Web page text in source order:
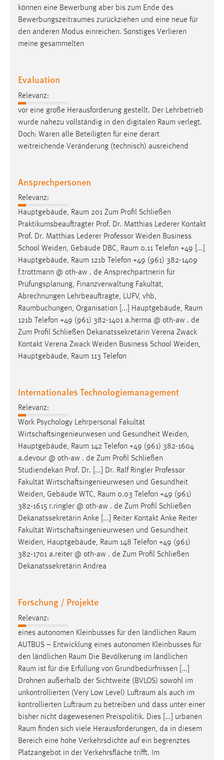
können eine Bewerbung aber bis zum Ende des
Bewerbungszeitraumes zurückziehen und eine neue für
den anderen Modus einreichen. Sonstiges Verlieren
meine gesammelten
Evaluation
Relevanz:
vor eine große Herausforderung gestellt. Der Lehrbetrieb
wurde nahezu vollständig in den digitalen Raum verlegt.
Doch: Waren alle Beteiligten für eine derart
weitreichende Veränderung (technisch) ausreichend
Ansprechpersonen
Relevanz:
Hauptgebäude, Raum 201 Zum Profil Schließen
Praktikumsbeauftragter Prof. Dr. Matthias Lederer Kontakt
Prof. Dr. Matthias Lederer Professor Weiden Business
School Weiden, Gebäude DBC, Raum 0.11 Telefon +49 [...]
Hauptgebäude, Raum 121b Telefon +49 (961) 382-1409
f.trottmann @ oth-aw . de Ansprechpartnerin für
Prüfungsplanung, Finanzverwaltung Fakultät,
Abrechnungen Lehrbeauftragte, LUFV, vhb,
Raumbuchungen, Organisation [...] Hauptgebäude, Raum
121b Telefon +49 (961) 382-1401 a.herma @ oth-aw . de
Zum Profil Schließen Dekanatssekretärin Verena Zwack
Kontakt Verena Zwack Weiden Business School Weiden,
Hauptgebäude, Raum 113 Telefon
Internationales Technologiemanagement
Relevanz:
Work Psychology Lehrpersonal Fakultät
Wirtschaftsingenieurwesen und Gesundheit Weiden,
Hauptgebäude, Raum 142 Telefon +49 (961) 382-1604
a.devour @ oth-aw . de Zum Profil Schließen
Studiendekan Prof. Dr. [...] Dr. Ralf Ringler Professor
Fakultät Wirtschaftsingenieurwesen und Gesundheit
Weiden, Gebäude WTC, Raum 0.03 Telefon +49 (961)
382-1615 r.ringler @ oth-aw . de Zum Profil Schließen
Dekanatssekretärin Anke [...] Reiter Kontakt Anke Reiter
Fakultät Wirtschaftsingenieurwesen und Gesundheit
Weiden, Hauptgebäude, Raum 148 Telefon +49 (961)
382-1701 a.reiter @ oth-aw . de Zum Profil Schließen
Dekanatssekretärin Andrea
Forschung / Projekte
Relevanz:
eines autonomen Kleinbusses für den ländlichen Raum
AUTBUS – Entwicklung eines autonomen Kleinbusses für
den ländlichen Raum Die Bevölkerung im ländlichen
Raum ist für die Erfüllung von Grundbedürfnissen [...]
Drohnen außerhalb der Sichtweite (BVLOS) sowohl im
unkontrollierten (Very Low Level) Luftraum als auch im
kontrollierten Luftraum zu betreiben und dass unter einer
bisher nicht dagewesenen Preispolitik. Dies [...] urbanen
Raum finden sich viele Herausforderungen, da in diesem
Bereich eine hohe Verkehrsdichte auf ein begrenztes
Platzangebot in der Verkehrsfläche trifft. Im
EXTERNE MEDIEN
Um Inhalte von Videoplattformen und Social Media
Plattformen anzeigen zu können, werden von diesen
externen Medien Cookies gesetzt.
Vimeo